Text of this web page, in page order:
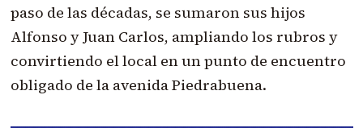
paso de las décadas, se sumaron sus hijos
Alfonso y Juan Carlos, ampliando los rubros y
convirtiendo el local en un punto de encuentro
obligado de la avenida Piedrabuena.